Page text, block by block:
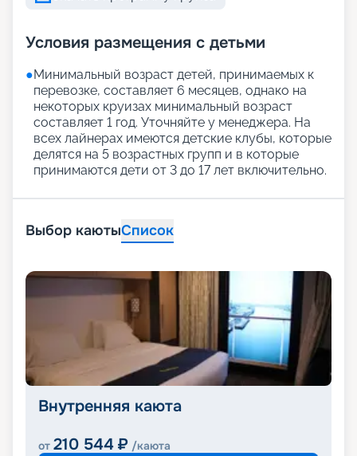
Условия размещения с детьми
●Минимальный возраст детей, принимаемых к
перевозке, составляет 6 месяцев, однако на
некоторых круизах минимальный возраст
составляет 1 год. Уточняйте у менеджера. На
всех лайнерах имеются детские клубы, которые
делятся на 5 возрастных групп и в которые
принимаются дети от 3 до 17 лет включительно.
Выбор каютыСписок
Внутренняя каюта
от 210 544 ₽ /каюта